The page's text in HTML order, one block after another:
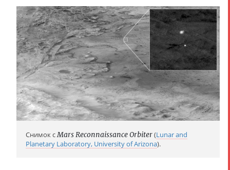
Снимок сMars Reconnaissance Orbiter(Lunar and
Planetary Laboratory, University of Arizona).